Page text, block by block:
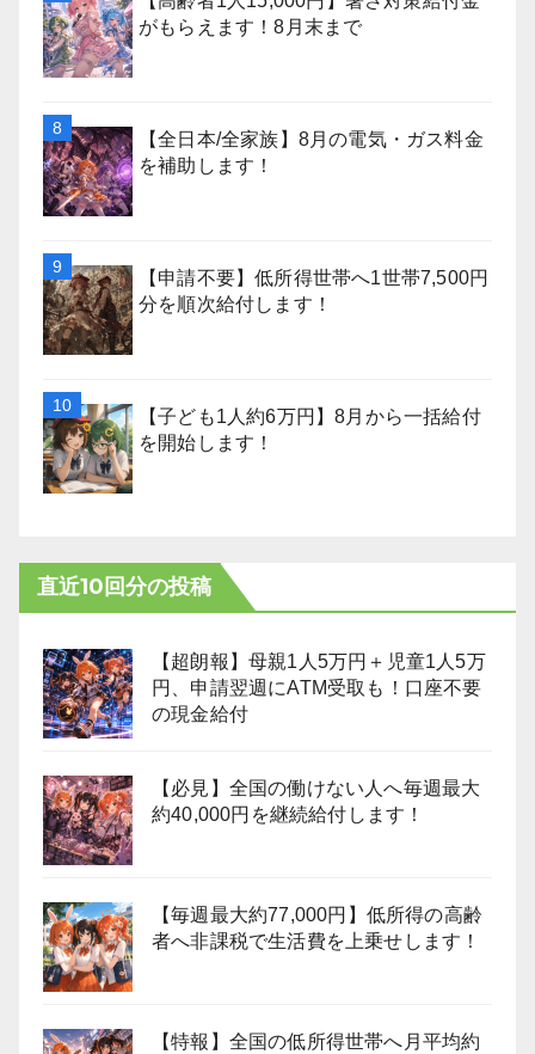
がもらえます！8月末まで
【全日本/全家族】8月の電気・ガス料金
を補助します！
【申請不要】低所得世帯へ1世帯7,500円
分を順次給付します！
【子ども1人約6万円】8月から一括給付
を開始します！
直近10回分の投稿
【超朗報】母親1人5万円＋児童1人5万
円、申請翌週にATM受取も！口座不要
の現金給付
【必見】全国の働けない人へ毎週最大
約40,000円を継続給付します！
【毎週最大約77,000円】低所得の高齢
者へ非課税で生活費を上乗せします！
【特報】全国の低所得世帯へ月平均約